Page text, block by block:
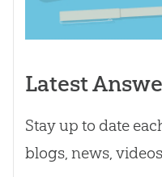
Latest
Stay up to date
blogs, news,